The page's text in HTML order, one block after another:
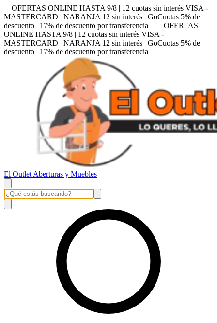
OFERTAS ONLINE HASTA 9/8 | 12 cuotas sin interés VISA -
MASTERCARD | NARANJA 12 sin interés | GoCuotas 5% de
descuento | 17% de descuento por transferencia
OFERTAS
ONLINE HASTA 9/8 | 12 cuotas sin interés VISA -
MASTERCARD | NARANJA 12 sin interés | GoCuotas 5% de
descuento | 17% de descuento por transferencia
El Outlet Aberturas y Muebles